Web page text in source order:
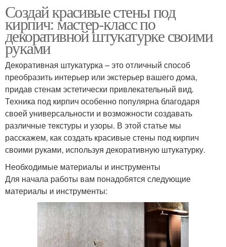
Создай красивые стены под
кирпич: мастер-класс по
декоративной штукатурке своими
руками
Декоративная штукатурка – это отличный способ
преобразить интерьер или экстерьер вашего дома,
придав стенам эстетически привлекательный вид.
Техника под кирпич особенно популярна благодаря
своей универсальности и возможности создавать
различные текстуры и узоры. В этой статье мы
расскажем, как создать красивые стены под кирпич
своими руками, используя декоративную штукатурку.
Необходимые материалы и инструменты
Для начала работы вам понадобятся следующие
материалы и инструменты: